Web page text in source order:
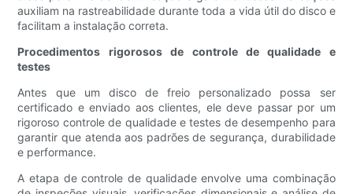
auxiliam na rastreabilidade durante toda a vida útil do disco e
facilitam a instalação correta.
Procedimentos rigorosos de controle de qualidade e
testes
Antes que um disco de freio personalizado possa ser
certificado e enviado aos clientes, ele deve passar por um
rigoroso controle de qualidade e testes de desempenho para
garantir que atenda aos padrões de segurança, durabilidade
e performance.
A etapa de controle de qualidade envolve uma combinação